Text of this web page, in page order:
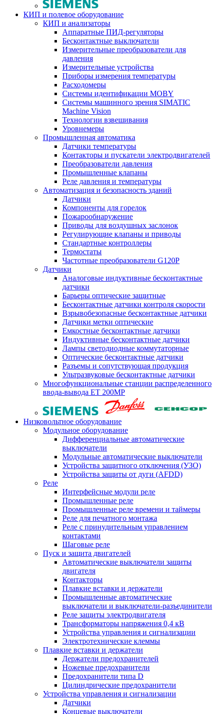
КИП и полевое оборудование
КИП и анализаторы
Аппаратные ПИД-регуляторы
Бесконтактные выключатели
Измерительные преобразователи для
давления
Измерительные устройства
Приборы измерения температуры
Расходомеры
Системы идентификации MOBY
Системы машинного зрения SIMATIC
Machine Vision
Технологии взвешивания
Уровнемеры
Промышленная автоматика
Датчики температуры
Контакторы и пускатели электродвигателей
Преобразователи давления
Промышленные клапаны
Реле давления и температуры
Автоматизация и безопасность зданий
Датчики
Компоненты для горелок
Пожарообнаружение
Приводы для воздушных заслонок
Регулирующие клапаны и приводы
Стандартные контроллеры
Термостаты
Частотные преобразователи G120P
Датчики
Аналоговые индуктивные бесконтактные
датчики
Барьеры оптические защитные
Бесконтактные датчики контроля скорости
Взрывобезопасные бесконтактные датчики
Датчики метки оптические
Емкостные бесконтактные датчики
Индуктивные бесконтактные датчики
Лампы светодиодные коммутаторные
Оптические бесконтактные датчики
Разъемы и сопутствующая продукция
Ультразвуковые бесконтактные датчики
Многофункциональные станции распределенного
ввода-вывода ET 200MP
Низковольтное оборудование
Модульное оборудование
Дифференциальные автоматические
выключатели
Модульные автоматические выключатели
Устройства защитного отключения (УЗО)
Устройства защиты от дуги (AFDD)
Реле
Интерфейсные модули реле
Промышленные реле
Промышленные реле времени и таймеры
Реле для печатного монтажа
Реле с принудительным управлением
контактами
Шаговые реле
Пуск и защита двигателей
Автоматические выключатели защиты
двигателя
Контакторы
Плавкие вставки и держатели
Промышленные автоматические
выключатели и выключатели-разъединители
Реле защиты электродвигателя
Трансформаторы напряжения 0,4 кВ
Устройства управления и сигнализации
Электротехнические клеммы
Плавкие вставки и держатели
Держатели предохранителей
Ножевые предохранители
Предохранители типа D
Цилиндрические предохранители
Устройства управления и сигнализации
Датчики
Концевые выключатели